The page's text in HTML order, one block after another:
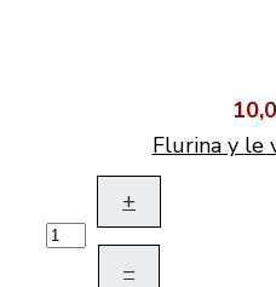
Flurina y le
+
–